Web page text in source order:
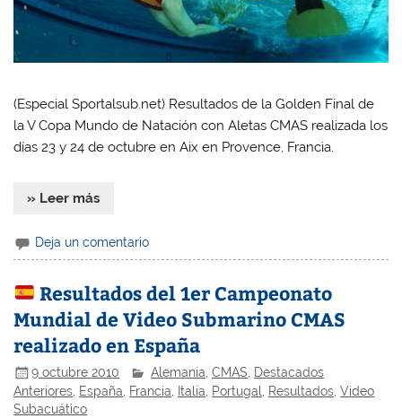
(Especial Sportalsub.net) Resultados de la Golden Final de
la V Copa Mundo de Natación con Aletas CMAS realizada los
días 23 y 24 de octubre en Aix en Provence, Francia.
» Leer más
Deja un comentario
Resultados del 1er Campeonato
Mundial de Video Submarino CMAS
realizado en España
9 octubre 2010 Alemania ,CMAS
Destacados
Anteriores, España, Francia, Italia, Portugal, Resultados,Video
Subacuático